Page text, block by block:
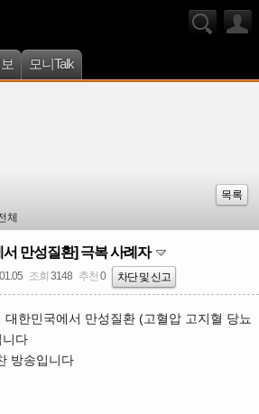
모니Talk
목록
체
만성질환] 극복 사례자
조회 3148 추천 0 차단 및 신고
대한민국에서 만성질환 (고혈압 고지혈 당뇨
니다
방송입니다